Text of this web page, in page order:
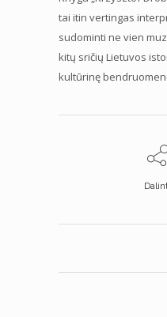
tai itin vertingas
sudominti ne vien
kitų sričių Lietuvos
kultūrinę